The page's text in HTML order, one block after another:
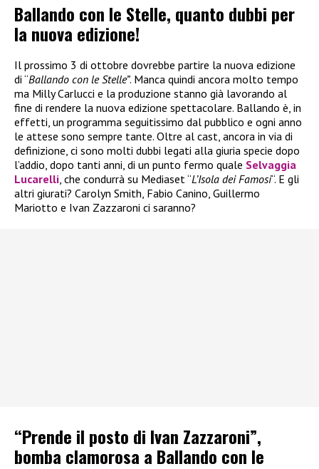
Ballando con le Stelle, quanto dubbi per
la nuova edizione!
Il prossimo 3 di ottobre dovrebbe partire la nuova edizione
di “Ballando con le Stelle”. Manca quindi ancora molto tempo
ma Milly Carlucci e la produzione stanno già lavorando al
fine di rendere la nuova edizione spettacolare. Ballando è, in
effetti, un programma seguitissimo dal pubblico e ogni anno
le attese sono sempre tante. Oltre al cast, ancora in via di
definizione, ci sono molti dubbi legati alla giuria specie dopo
l’addio, dopo tanti anni, di un punto fermo quale Selvaggia
Lucarelli, che condurrà su Mediaset “L’Isola dei Famosi“. E gli
altri giurati? Carolyn Smith, Fabio Canino, Guillermo
Mariotto e Ivan Zazzaroni ci saranno?
“Prende il posto di Ivan Zazzaroni”,
bomba clamorosa a Ballando con le